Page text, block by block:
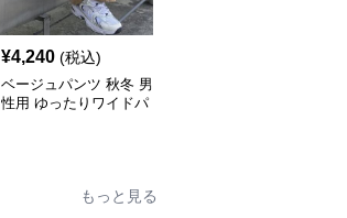
¥4,240 (税込)
ベージュパンツ 秋冬 男
性用 ゆったりワイドパ
もっと見る